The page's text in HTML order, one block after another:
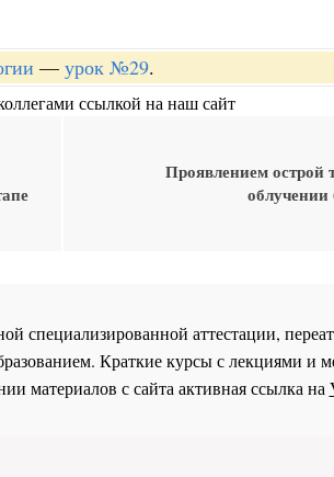
— урок №29.
ссылкой на наш сайт
Проявлением острой
специализированной аттестации,
Краткие курсы с лекциями и
материалов с сайта активная ссылка на